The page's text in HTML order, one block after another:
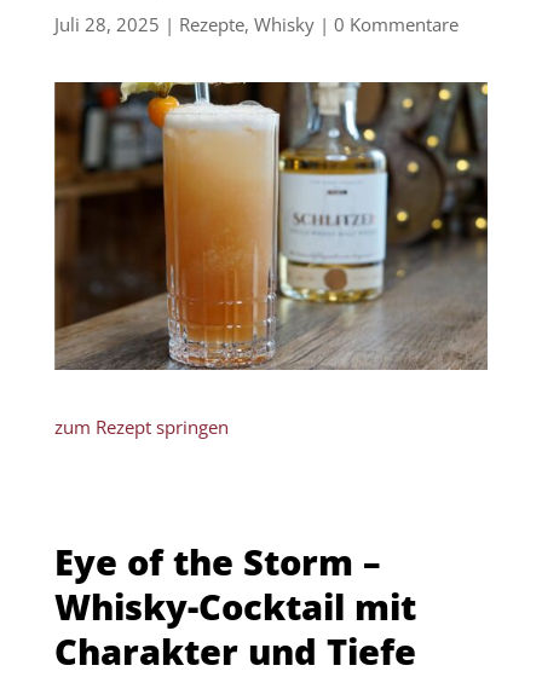
Juli 28, 2025 | Rezepte, Whisky| 0 Kommentare
zum Rezept springen
Eye of the Storm –
Whisky-Cocktail mit
Charakter und Tiefe